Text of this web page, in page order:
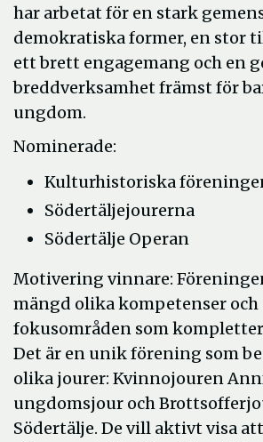
har arbetat för en stark
demokratiska former, en stor
ett brett engagemang och en
breddverksamhet främst för
ungdom.
Nominerade:
Kulturhistoriska
Södertäljejourerna
Södertälje Operan
Motivering vinnare:
mängd olika kompetenser och
fokusområden som
Det är en unik förening som
olika jourer: Kvinnojouren
ungdomsjour och
Södertälje. De vill aktivt visa